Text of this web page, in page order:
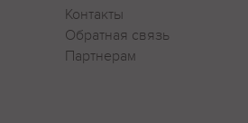
Контакты
Обратная связь
Партнерам